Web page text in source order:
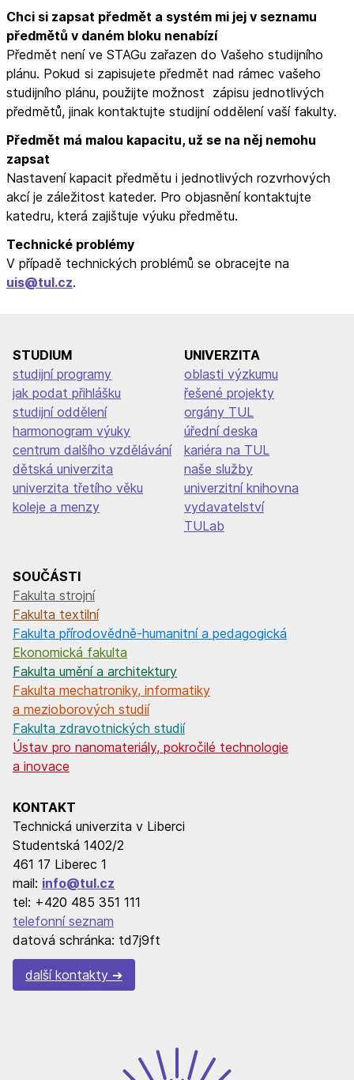
Chci si zapsat předmět a systém mi jej v seznamu
předmětů v daném bloku nenabízí
Předmět není ve STAGu zařazen do Vašeho studijního
plánu. Pokud si zapisujete předmět nad rámec vašeho
studijního plánu, použijte možnost zápisu jednotlivých
předmětů, jinak kontaktujte studijní oddělení vaší fakulty.
Předmět má malou kapacitu, už se na něj nemohu
zapsat
Nastavení kapacit předmětu i jednotlivých rozvrhových
akcí je záležitost kateder. Pro objasnění kontaktujte
katedru, která zajištuje výuku předmětu.
Technické problémy
V případě technických problémů se obracejte na
uis@tul.cz.
STUDIUM
studijní programy
jak podat přihlášku
studijní oddělení
harmonogram výuky
centrum dalšího vzdělávání
dětská univerzita
univerzita třetího věku
koleje a menzy
UNIVERZITA
oblasti výzkumu
řešené projekty
orgány TUL
úřední deska
kariéra na TUL
naše služby
univerzitní knihovna
vydavatelství
TULab
SOUČÁSTI
Fakulta strojní
Fakulta textilní
Fakulta přírodovědně-humanitní a pedagogická
Ekonomická fakulta
Fakulta umění a architektury
Fakulta mechatroniky, informatiky
a mezioborových studií
Fakulta zdravotnických studií
Ústav pro nanomateriály, pokročilé technologie
a inovace
KONTAKT
Technická univerzita v Liberci
Studentská 1402/2
461 17 Liberec 1
mail: info@tul.cz
tel: +420 485 351 111
telefonní seznam
datová schránka: td7j9ft
další kontakty